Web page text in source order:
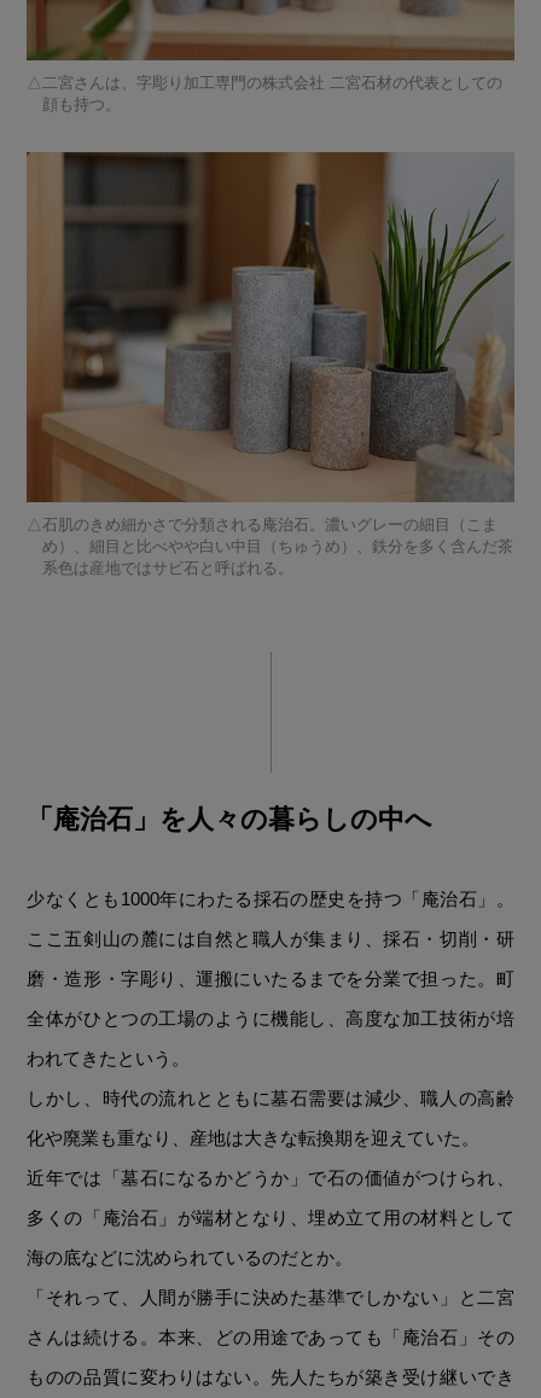
二宮さんは、字彫り加工専門の株式会社 二宮石材の代表としての
顔も持つ。
石肌のきめ細かさで分類される庵治石。濃いグレーの細目（こま
め）、細目と比べやや白い中目（ちゅうめ）、鉄分を多く含んだ茶
系色は産地ではサビ石と呼ばれる。
「庵治石」を人々の暮らしの中へ
少なくとも1000年にわたる採石の歴史を持つ「庵治石」。
ここ五剣山の麓には自然と職人が集まり、採石・切削・研
磨・造形・字彫り、運搬にいたるまでを分業で担った。町
全体がひとつの工場のように機能し、高度な加工技術が培
われてきたという。
しかし、時代の流れとともに墓石需要は減少、職人の高齢
化や廃業も重なり、産地は大きな転換期を迎えていた。
近年では「墓石になるかどうか」で石の価値がつけられ、
多くの「庵治石」が端材となり、埋め立て用の材料として
海の底などに沈められているのだとか。
「それって、人間が勝手に決めた基準でしかない」と二宮
さんは続ける。本来、どの用途であっても「庵治石」その
ものの品質に変わりはない。先人たちが築き受け継いでき